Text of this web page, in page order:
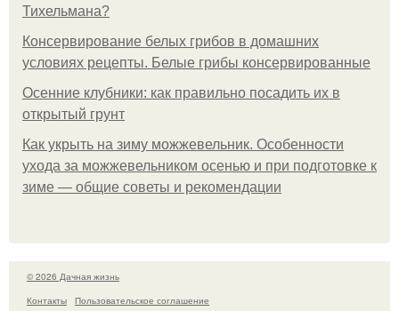
Тихельмана?
Консервирование белых грибов в домашних
условиях рецепты. Белые грибы консервированные
Осенние клубники: как правильно посадить их в
открытый грунт
Как укрыть на зиму можжевельник. Особенности
ухода за можжевельником осенью и при подготовке к
зиме — общие советы и рекомендации
© 2026 Дачная жизнь
Контакты
Пользовательское соглашение